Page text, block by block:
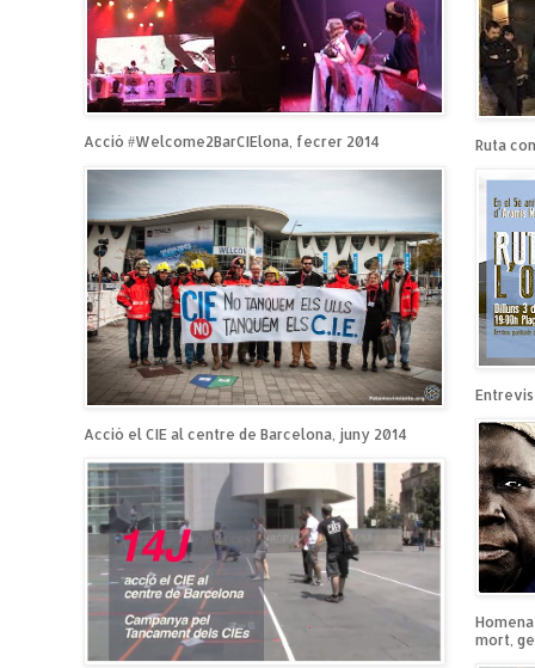
Acció #Welcome2BarCIElona, fecrer 2014
Acció el CIE al centre de Barcelona, juny 2014
Ruta
mort,